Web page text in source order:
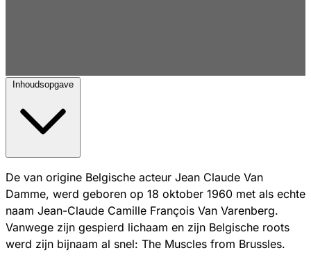
Inhoudsopgave
De van origine Belgische acteur Jean Claude Van
Damme, werd geboren op 18 oktober 1960 met als echte
naam Jean-Claude Camille François Van Varenberg.
Vanwege zijn gespierd lichaam en zijn Belgische roots
werd zijn bijnaam al snel: The Muscles from Brussles.